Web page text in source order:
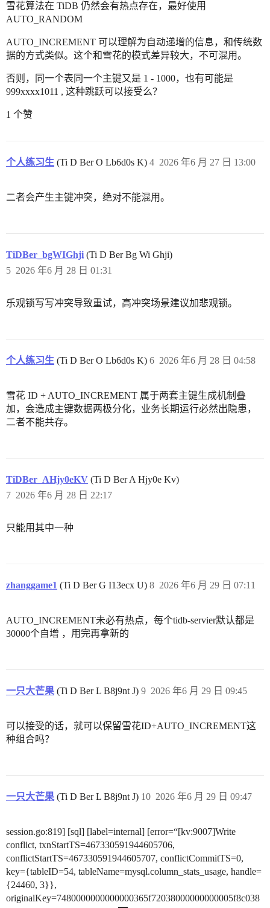
雪花算法在 TiDB 仍然会有热点存在，最好使用
AUTO_RANDOM
AUTO_INCREMENT 可以理解为自动递增的信息，和传统数
据的方式类似。这个和雪花的模式差异较大，不可混用。
否则，同一个表同一个主键又是 1 - 1000，也有可能是
999xxxx1011 , 这种跳跃可以接受么？
1 个赞
个人练习生 (Ti D Ber O Lb6d0s K) 2026 年6 月 27 日 13:00
4
二者会产生主键冲突，绝对不能混用。
TiDBer_bgWIGhji (Ti D Ber Bg Wi Ghji)
2026 年6 月 28 日 01:31
5
乐观锁写写冲突导致重试，高冲突场景建议加悲观锁。
个人练习生 (Ti D Ber O Lb6d0s K) 2026 年6 月 28 日 04:58
6
雪花 ID + AUTO_INCREMENT 属于两套主键生成机制叠
加，会造成主键数据两极分化，业务长期运行必然出隐患，
二者不能共存。
TiDBer_AHjy0eKV (Ti D Ber A Hjy0e Kv)
2026 年6 月 28 日 22:17
7
只能用其中一种
zhanggame1 (Ti D Ber G I13ecx U) 2026 年6 月 29 日 07:11
8
AUTO_INCREMENT未必有热点，每个tidb-servier默认都是
30000个自增 ，用完再拿新的
一只大芒果 (Ti D Ber L B8j9nt J) 2026 年6 月 29 日 09:45
9
可以接受的话，就可以保留雪花ID+AUTO_INCREMENT这
种组合吗？
一只大芒果 (Ti D Ber L B8j9nt J) 2026 年6 月 29 日 09:47
10
session.go:819] [sql] [label=internal] [error=“[kv:9007]Write
conflict, txnStartTS=467330591944605706,
conflictStartTS=467330591944605707, conflictCommitTS=0,
key={tableID=54, tableName=mysql.column_stats_usage, handle=
{24460, 3}},
originalKey=7480000000000000365f72038000000000005f8c038